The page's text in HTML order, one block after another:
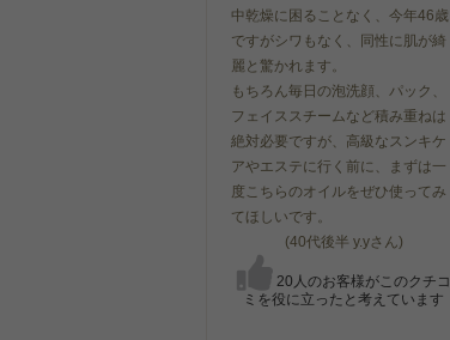
中乾燥に困ることなく、今年46歳
ですがシワもなく、同性に肌が綺
麗と驚かれます。
もちろん毎日の泡洗顔、パック、
フェイススチームなど積み重ねは
絶対必要ですが、高級なスンキケ
アやエステに行く前に、まずは一
度こちらのオイルをぜひ使ってみ
てほしいです。
(40代後半 y.yさん)
20人のお客様がこのクチコ
ミを役に立ったと考えています